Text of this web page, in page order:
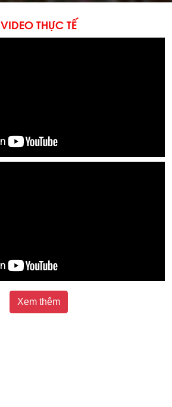
VIDEO THỰC TẾ
Xem thêm